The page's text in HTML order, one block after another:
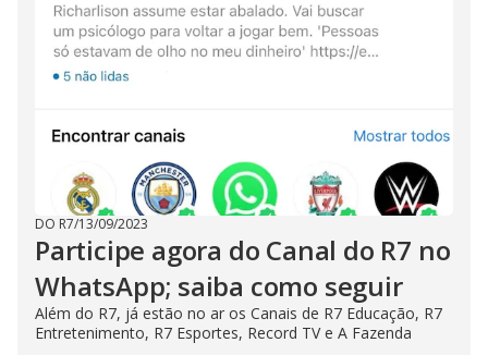
DO R7/13/09/2023
Participe agora do Canal do R7 no
WhatsApp; saiba como seguir
Além do R7, já estão no ar os Canais de R7 Educação, R7
Entretenimento, R7 Esportes, Record TV e A Fazenda